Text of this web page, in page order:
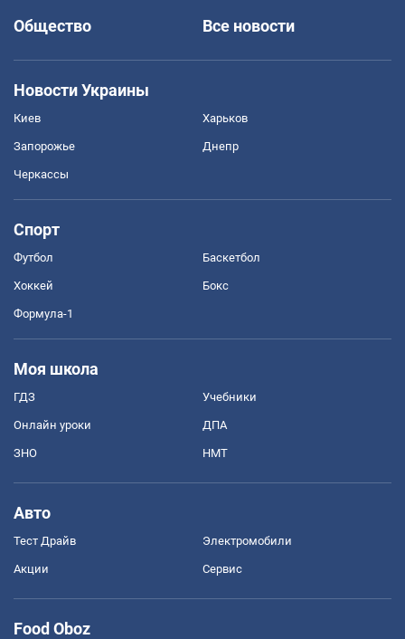
Общество
Все новости
Новости Украины
Киев Харьков
Запорожье Днепр
Черкассы
Спорт
Футбол Баскетбол
Хоккей Бокс
Формула-1
Моя школа
ГДЗ Учебники
Онлайн уроки ДПА
ЗНО НМТ
Авто
Тест Драйв Электромобили
Акции Сервис
Food Oboz